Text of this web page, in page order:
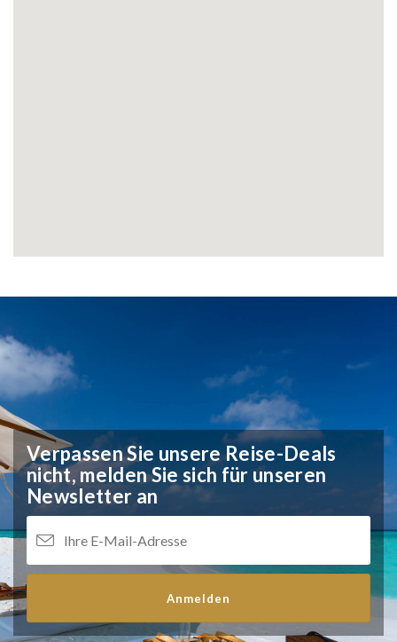
Verpassen Sie unsere Reise-Deals
nicht, melden Sie sich für unseren
Newsletter an
Anmelden